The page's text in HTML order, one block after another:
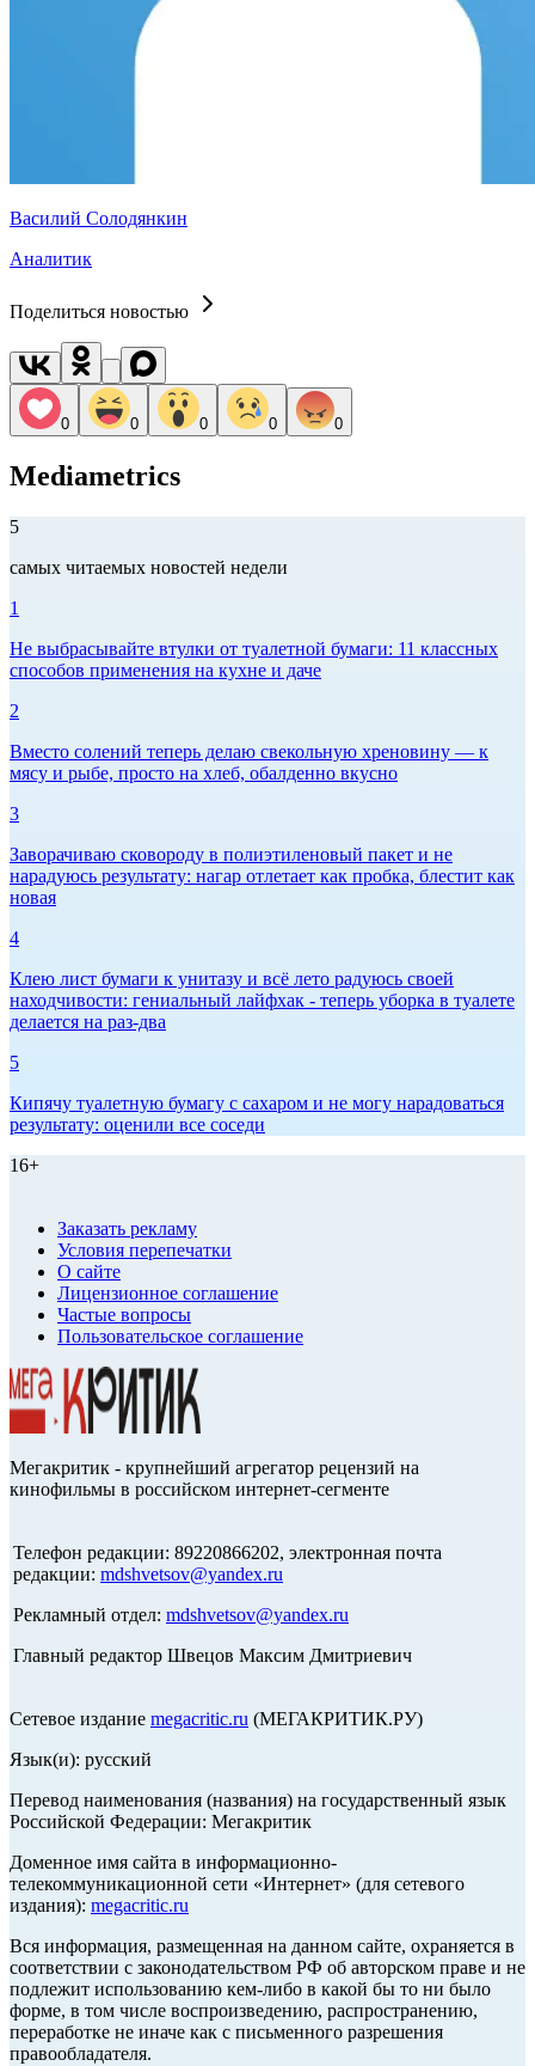
Василий Солодянкин
Аналитик
Поделиться новостью
0 0 0 0 0
Mediametrics
5
самых читаемых новостей недели
1
Не выбрасывайте втулки от туалетной бумаги: 11 классных
способов применения на кухне и даче
2
Вместо солений теперь делаю свекольную хреновину — к
мясу и рыбе, просто на хлеб, обалденно вкусно
3
Заворачиваю сковороду в полиэтиленовый пакет и не
нарадуюсь результату: нагар отлетает как пробка, блестит как
новая
4
Клею лист бумаги к унитазу и всё лето радуюсь своей
находчивости: гениальный лайфхак - теперь уборка в туалете
делается на раз-два
5
Кипячу туалетную бумагу с сахаром и не могу нарадоваться
результату: оценили все соседи
16+
Заказать рекламу
Условия перепечатки
О сайте
Лицензионное соглашение
Частые вопросы
Пользовательское соглашение
Мегакритик - крупнейший агрегатор рецензий на
кинофильмы в российском интернет-сегменте
Телефон редакции: 89220866202, электронная почта
редакции: mdshvetsov@yandex.ru
Рекламный отдел: mdshvetsov@yandex.ru
Главный редактор Швецов Максим Дмитриевич
Сетевое издание megacritic.ru (МЕГАКРИТИК.РУ)
Язык(и): русский
Перевод наименования (названия) на государственный язык
Российской Федерации: Мегакритик
Доменное имя сайта в информационно-
телекоммуникационной сети «Интернет» (для сетевого
издания): megacritic.ru
Вся информация, размещенная на данном сайте, охраняется в
соответствии с законодательством РФ об авторском праве и не
подлежит использованию кем-либо в какой бы то ни было
форме, в том числе воспроизведению, распространению,
переработке не иначе как с письменного разрешения
правообладателя.